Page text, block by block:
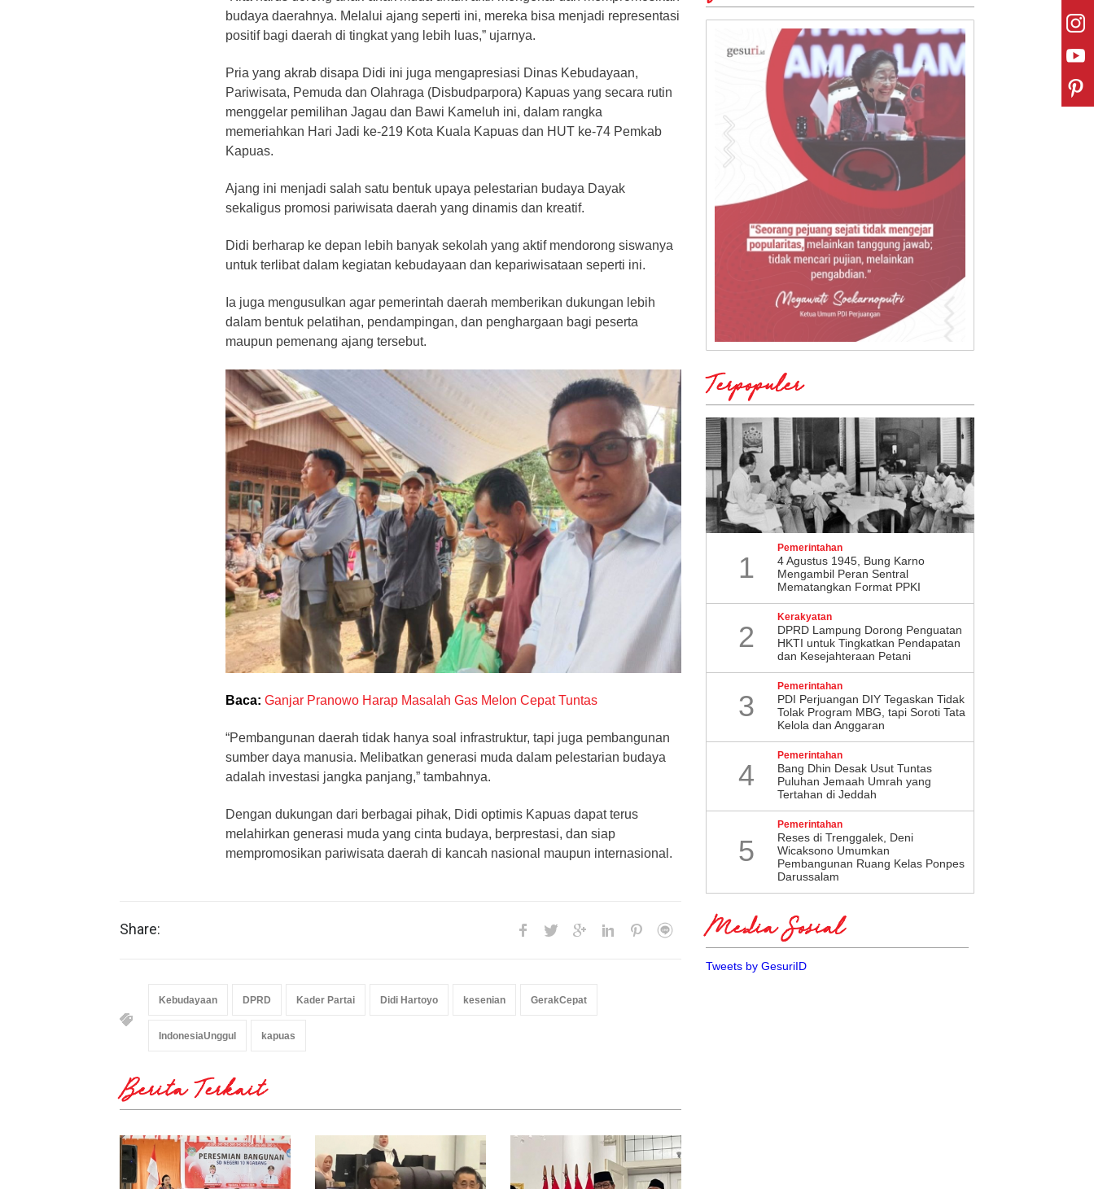
budaya daerahnya. Melalui ajang seperti ini, mereka bisa menjadi representasi
positif bagi daerah di tingkat yang lebih luas,” ujarnya.
Pria yang akrab disapa Didi ini juga mengapresiasi Dinas Kebudayaan,
Pariwisata, Pemuda dan Olahraga (Disbudparpora) Kapuas yang secara rutin
menggelar pemilihan Jagau dan Bawi Kameluh ini, dalam rangka
memeriahkan Hari Jadi ke-219 Kota Kuala Kapuas dan HUT ke-74 Pemkab
Kapuas.
Ajang ini menjadi salah satu bentuk upaya pelestarian budaya Dayak
sekaligus promosi pariwisata daerah yang dinamis dan kreatif.
Didi berharap ke depan lebih banyak sekolah yang aktif mendorong siswanya
untuk terlibat dalam kegiatan kebudayaan dan kepariwisataan seperti ini.
Ia juga mengusulkan agar pemerintah daerah memberikan dukungan lebih
dalam bentuk pelatihan, pendampingan, dan penghargaan bagi peserta
maupun pemenang ajang tersebut.
Baca: Ganjar Pranowo Harap Masalah Gas Melon Cepat Tuntas
“Pembangunan daerah tidak hanya soal infrastruktur, tapi juga pembangunan
sumber daya manusia. Melibatkan generasi muda dalam pelestarian budaya
adalah investasi jangka panjang,” tambahnya.
Dengan dukungan dari berbagai pihak, Didi optimis Kapuas dapat terus
melahirkan generasi muda yang cinta budaya, berprestasi, dan siap
mempromosikan pariwisata daerah di kancah nasional maupun internasional.
Share:
Kebudayaan DPRD Kader Partai Didi Hartoyo kesenian GerakCepat
IndonesiaUnggul kapuas
Berita Terkait
Terpopuler
1
Pemerintahan
4 Agustus 1945, Bung Karno
Mengambil Peran Sentral
Mematangkan Format PPKI
2
Kerakyatan
DPRD Lampung Dorong Penguatan
HKTI untuk Tingkatkan Pendapatan
dan Kesejahteraan Petani
3
Pemerintahan
PDI Perjuangan DIY Tegaskan Tidak
Tolak Program MBG, tapi Soroti Tata
Kelola dan Anggaran
4
Pemerintahan
Bang Dhin Desak Usut Tuntas
Puluhan Jemaah Umrah yang
Tertahan di Jeddah
5
Pemerintahan
​Reses di Trenggalek, Deni
Wicaksono Umumkan
Pembangunan Ruang Kelas Ponpes
Darussalam
Media Sosial
Tweets by GesuriID